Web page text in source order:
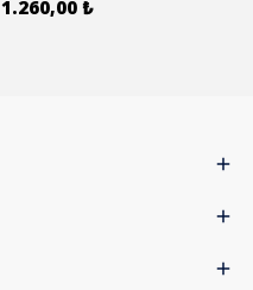
1.260,00 ₺